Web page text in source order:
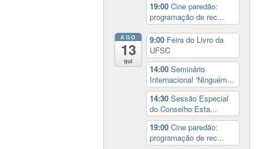
19:00Cine paredão:
programação de rec...
AGO
13
qui
9:00 Feira do Livro da
UFSC
14:00Seminário
Internacional ‘Ninguém...
14:30Sessão Especial
do Conselho Esta...
19:00Cine paredão:
programação de rec...